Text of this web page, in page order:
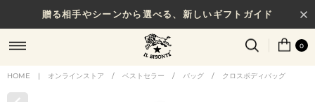
贈る相手やシーンから選べる、新しいギフトガイド
0
HOME | オンラインストア / ベストセラー / バッグ / クロスボディバッグ